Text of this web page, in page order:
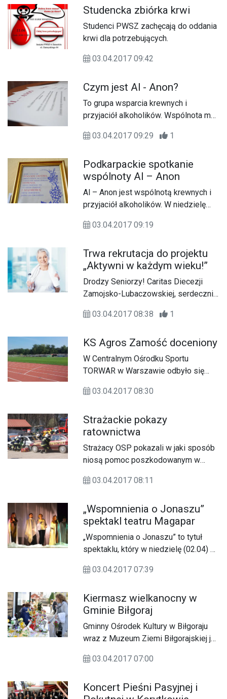
(remis). W sobotę, 1 kwietnia
podopieczni trenera Marcina
Czerwonki dopięli swego i wygrali na
wyjeździe z MOSiR Bochnia 31:26
(12:9).
Studencka zbiórka krwi
Studenci PWSZ zachęcają do oddania
krwi dla potrzebujących.
03.04.2017 09:42
Czym jest Al - Anon?
To grupa wsparcia krewnych i
przyjaciół alkoholików. Wspólnota ma
1951 r. w Wirginii (USA). W niedzielę
Gorazdowskiego w Lubaczowie
odbyło się spotkanie regionalnych
grup Al – Anon działających na
Podkarpaciu. Mieszkanki Lubaczowa
należące do wspólnoty podzieliły się
swoimi poglądami związanymi z
03.04.2017 09:29 1
Podkarpackie spotkanie
wspólnoty Al – Anon
Al – Anon jest wspólnotą krewnych i
przyjaciół alkoholików. W niedzielę
Gorazdowskiego w Lubaczowie
całego Podkarpacia. Spotkaniu
towarzyszyła modlitwa, wymiana
doświadczeń, formułowanie grup oraz
planowanie przyszłych działań.
03.04.2017 09:19
Trwa rekrutacja do projektu
„Aktywni w każdym wieku!”
Drodzy Seniorzy! Caritas Diecezji
Zamojsko-Lubaczowskiej, serdecznie
projekcie pn. „Aktywni w każdym
jest ze środków Ministerstwa
Rodziny, Pracy i Polityki Społecznej w
ramach Rządowego Programu na
rzecz Aktywności Społecznej Osób
Starszych na lata 2014-2020.
03.04.2017 08:38 1
KS Agros Zamość doceniony
W Centralnym Ośrodku Sportu
TORWAR w Warszawie odbyło się
współzawodnictwa Systemu Sportu
wydarzeniu udział wzięli
przedstawiciele Urzędu Miasta
Zamość i Klubu Sportowego „Agros”.
Minister Sportu i Turystyki Witold
Bańka przyznał nagrody najlepszym,
najwyżej sklasyfikowanym klubom
10 miejsce w klasyfikacji generalnej
klubów otrzymał Klub Sportowy
„Agros”.
03.04.2017 08:30
Strażackie pokazy
ratownictwa
Strażacy OSP pokazali w jaki sposób
niosą pomoc poszkodowanym w
03.04.2017 08:11
„Wspomnienia o Jonaszu”
spektakl teatru Magapar
„Wspomnienia o Jonaszu” to tytuł
spektaklu, który w niedzielę (02.04) na
Kultury w Lubaczowie wystawili
03.04.2017 07:39
Kiermasz wielkanocny w
Gminie Biłgoraj
Gminny Ośrodek Kultury w Biłgoraju
wraz z Muzeum Ziemi Biłgorajskiej już
Powiatowy Kiermasz Wielkanocny.
03.04.2017 07:00
Koncert Pieśni Pasyjnej i